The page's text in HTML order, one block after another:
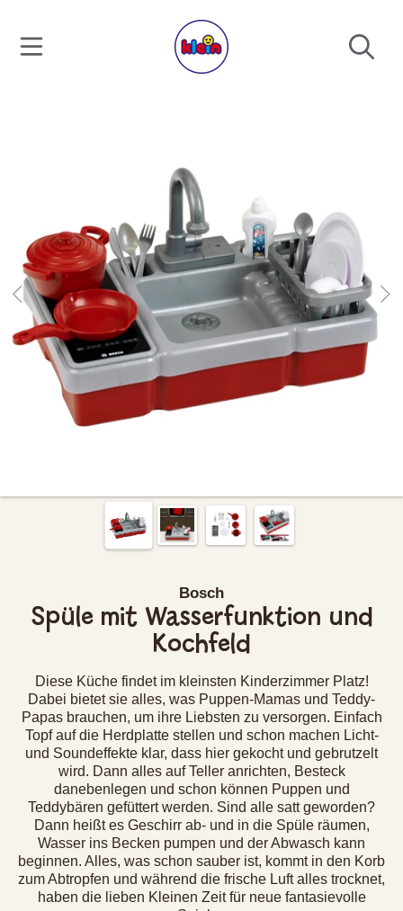
Bosch
Spüle mit Wasserfunktion und
Kochfeld
Diese Küche findet im kleinsten Kinderzimmer Platz!
Dabei bietet sie alles, was Puppen-Mamas und Teddy-
Papas brauchen, um ihre Liebsten zu versorgen. Einfach
Topf auf die Herdplatte stellen und schon machen Licht-
und Soundeffekte klar, dass hier gekocht und gebrutzelt
wird. Dann alles auf Teller anrichten, Besteck
danebenlegen und schon können Puppen und
Teddybären gefüttert werden. Sind alle satt geworden?
Dann heißt es Geschirr ab- und in die Spüle räumen,
Wasser ins Becken pumpen und der Abwasch kann
beginnen. Alles, was schon sauber ist, kommt in den Korb
zum Abtropfen und während die frische Luft alles trocknet,
haben die lieben Kleinen Zeit für neue fantasievolle